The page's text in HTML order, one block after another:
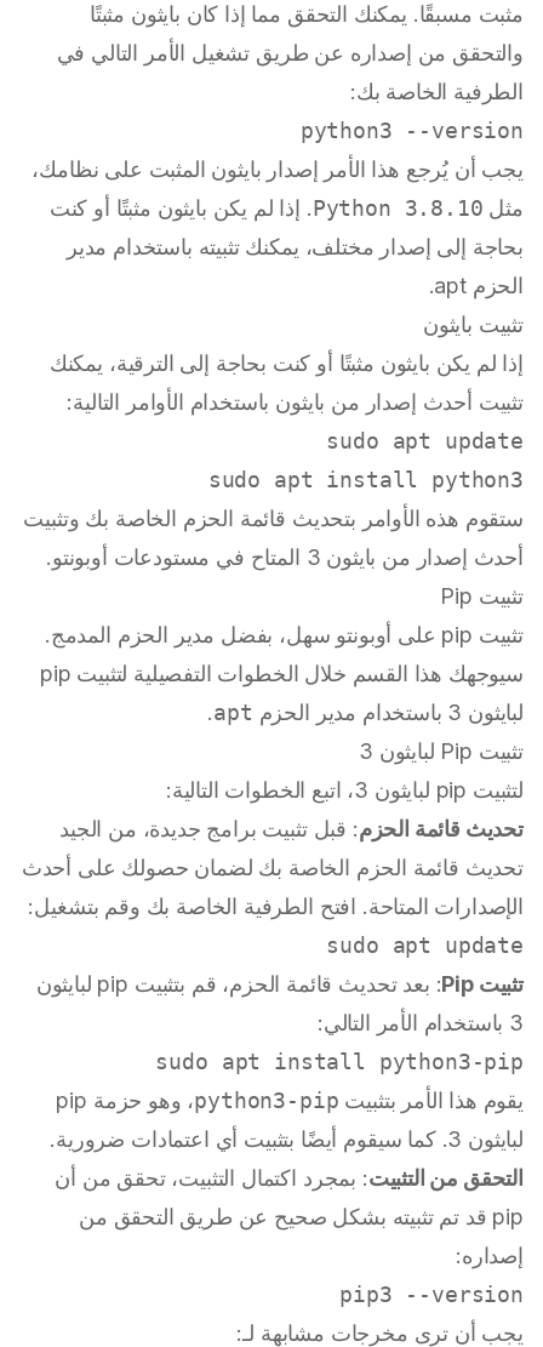
مثبت مسبقًا. يمكنك التحقق مما إذا كان بايثون مثبتًا
والتحقق من إصداره عن طريق تشغيل الأمر التالي في
الطرفية الخاصة بك:
python3 --version
يجب أن يُرجع هذا الأمر إصدار بايثون المثبت على نظامك،
مثل Python 3.8.10. إذا لم يكن بايثون مثبتًا أو كنت
بحاجة إلى إصدار مختلف، يمكنك تثبيته باستخدام مدير
الحزم apt.
تثبيت بايثون
إذا لم يكن بايثون مثبتًا أو كنت بحاجة إلى الترقية، يمكنك
تثبيت أحدث إصدار من بايثون باستخدام الأوامر التالية:
sudo apt update
sudo apt install python3
ستقوم هذه الأوامر بتحديث قائمة الحزم الخاصة بك وتثبيت
أحدث إصدار من بايثون 3 المتاح في مستودعات أوبونتو.
تثبيت Pip
تثبيت pip على أوبونتو سهل، بفضل مدير الحزم المدمج.
سيوجهك هذا القسم خلال الخطوات التفصيلية لتثبيت pip
لبايثون 3 باستخدام مدير الحزم
apt
.
تثبيت Pip لبايثون 3
لتثبيت pip لبايثون 3، اتبع الخطوات التالية:
تحديث قائمة الحزم: قبل تثبيت برامج جديدة، من الجيد
تحديث قائمة الحزم الخاصة بك لضمان حصولك على أحدث
الإصدارات المتاحة. افتح الطرفية الخاصة بك وقم بتشغيل:
sudo apt update
تثبيت Pip
: بعد تحديث قائمة الحزم، قم بتثبيت pip لبايثون
3 باستخدام الأمر التالي:
sudo apt install python3-pip
يقوم هذا الأمر بتثبيت python3-pip
، وهو حزمة pip
لبايثون 3. كما سيقوم أيضًا بتثبيت أي اعتمادات ضرورية.
التحقق من التثبيت: بمجرد اكتمال التثبيت، تحقق من أن
pip قد تم تثبيته بشكل صحيح عن طريق التحقق من
إصداره:
pip3 --version
يجب أن ترى مخرجات مشابهة لـ: